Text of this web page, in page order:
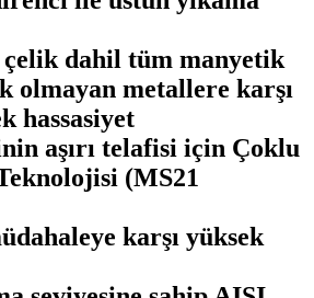
çelik dahil tüm manyetik
olmayan metallere karşı
hassasiyet
aşırı telafisi için Çoklu
(MS21
karşı yüksek